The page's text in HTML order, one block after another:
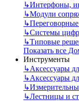
↳Интерфоны,
↳Модули
↳Переговорные
↳Системы
↳Типовые
Показать все
Инструменты
↳Аксессуары
↳Аксессуары
↳
↳Лестницы и